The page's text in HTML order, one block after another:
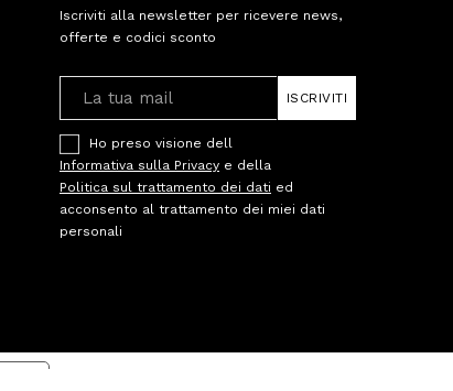
Iscriviti alla newsletter per ricevere news,
offerte e codici sconto
ISCRIVITI
Ho preso visione dell
Informativa sulla Privacy e della
Politica sul trattamento dei dati ed
acconsento al trattamento dei miei dati
personali